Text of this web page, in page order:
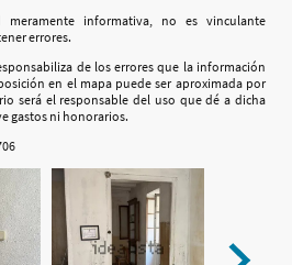
meramente informativa, no es vinculante
errores.
de los errores que la información
en el mapa puede ser aproximada por
será el responsable del uso que dé a dicha
gastos ni honorarios.